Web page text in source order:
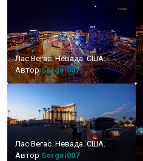
Лас Вегас. Невада. США.
АвторSergei007
Лас Вегас. Невада. США.
Автор Sergei007